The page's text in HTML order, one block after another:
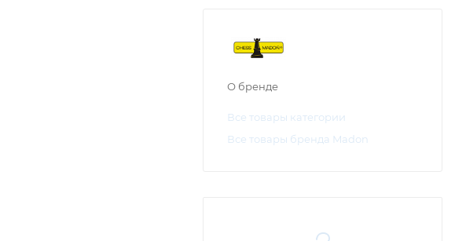
О бренде
Все товары категории
Все товары бренда Madon